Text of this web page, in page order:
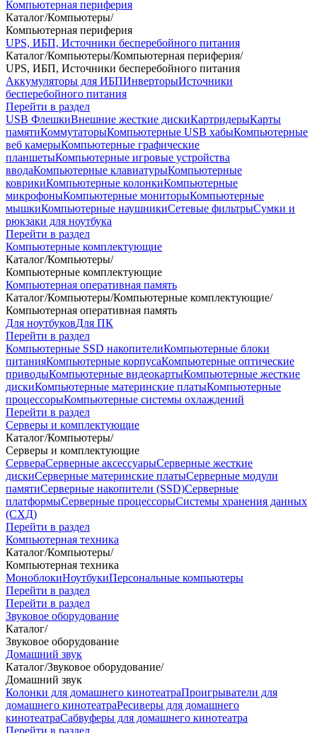
Компьютерная периферия
Каталог/Компьютеры/
Компьютерная периферия
UPS, ИБП, Источники бесперебойного питания
Каталог/Компьютеры/Компьютерная периферия/
UPS, ИБП, Источники бесперебойного питания
Аккумуляторы для ИБПИнверторыИсточники
бесперебойного питания
Перейти в раздел
USB ФлешкиВнешние жесткие дискиКартридерыКарты
памятиКоммутаторыКомпьютерные USB хабыКомпьютерные
веб камерыКомпьютерные графические
планшетыКомпьютерные игровые устройства
вводаКомпьютерные клавиатурыКомпьютерные
коврикиКомпьютерные колонкиКомпьютерные
микрофоныКомпьютерные мониторыКомпьютерные
мышкиКомпьютерные наушникиСетевые фильтрыСумки и
рюкзаки для ноутбука
Перейти в раздел
Компьютерные комплектующие
Каталог/Компьютеры/
Компьютерные комплектующие
Компьютерная оперативная память
Каталог/Компьютеры/Компьютерные комплектующие/
Компьютерная оперативная память
Для ноутбуковДля ПК
Перейти в раздел
Компьютерные SSD накопителиКомпьютерные блоки
питанияКомпьютерные корпусаКомпьютерные оптические
приводыКомпьютерные видеокартыКомпьютерные жесткие
дискиКомпьютерные материнские платыКомпьютерные
процессорыКомпьютерные системы охлаждений
Перейти в раздел
Серверы и комплектующие
Каталог/Компьютеры/
Серверы и комплектующие
СервераСерверные аксессуарыСерверные жесткие
дискиСерверные материнские платыСерверные модули
памятиСерверные накопители (SSD)Серверные
платформыСерверные процессорыСистемы хранения данных
(СХД)
Перейти в раздел
Компьютерная техника
Каталог/Компьютеры/
Компьютерная техника
МоноблокиНоутбукиПерсональные компьютеры
Перейти в раздел
Перейти в раздел
Звуковое оборудование
Каталог/
Звуковое оборудование
Домашний звук
Каталог/Звуковое оборудование/
Домашний звук
Колонки для домашнего кинотеатраПроигрыватели для
домашнего кинотеатраРесиверы для домашнего
кинотеатраСабвуферы для домашнего кинотеатра
Перейти в раздел